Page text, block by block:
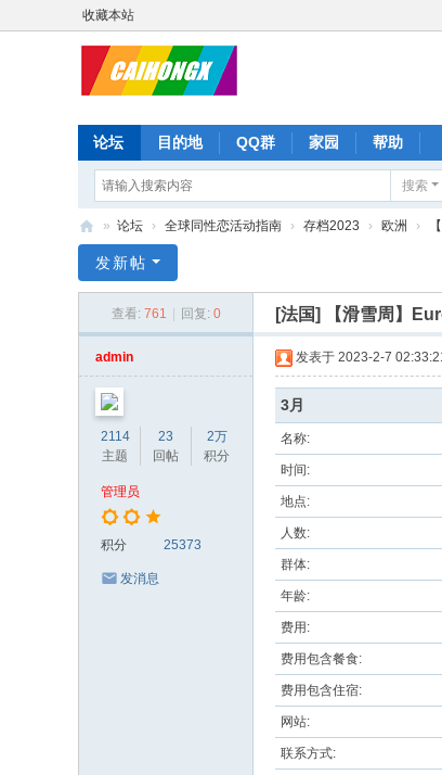
收藏本站
论坛 目的地 QQ群 家园 帮助
搜索
虹
» 论坛 › 全球同性恋活动指南 › 存档2023 › 欧洲 ›
发新帖
查看: 761 回复: 0 [法国] 【滑雪周】
admin
2114
主题
23
回帖
2万
积分
管理员
积分 25373
发消息
发表于 2023-2-7
3月
名称:
时间:
地点:
人数:
群体:
年龄:
费用:
费用包含餐食:
费用包含住宿:
网站:
联系方式: